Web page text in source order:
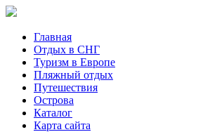
Главная
Отдых в СНГ
Туризм в Европе
Пляжный отдых
Путешествия
Острова
Каталог
Карта сайта